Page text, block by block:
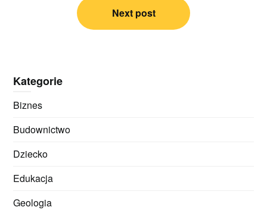
Next post
Kategorie
Biznes
Budownictwo
Dziecko
Edukacja
Geologia